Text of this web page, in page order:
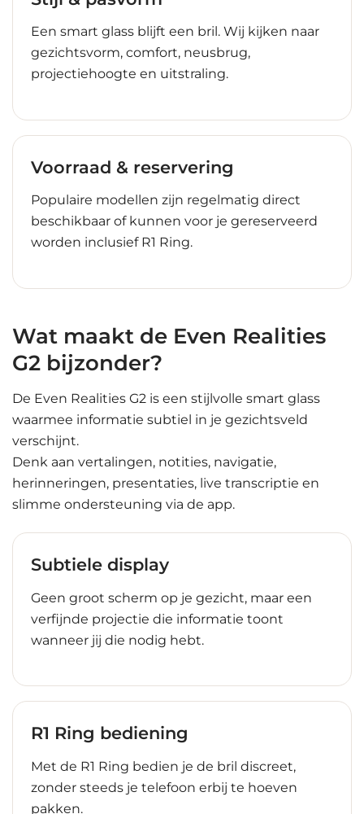
Een smart glass blijft een bril. Wij kijken naar
gezichtsvorm, comfort, neusbrug,
projectiehoogte en uitstraling.
Voorraad & reservering
Populaire modellen zijn regelmatig direct
beschikbaar of kunnen voor je gereserveerd
worden inclusief R1 Ring.
Wat maakt de Even Realities
G2 bijzonder?
De Even Realities G2 is een stijlvolle smart glass
waarmee informatie subtiel in je gezichtsveld
verschijnt.
Denk aan vertalingen, notities, navigatie,
herinneringen, presentaties, live transcriptie en
slimme ondersteuning via de app.
Subtiele display
Geen groot scherm op je gezicht, maar een
verfijnde projectie die informatie toont
wanneer jij die nodig hebt.
R1 Ring bediening
Met de R1 Ring bedien je de bril discreet,
zonder steeds je telefoon erbij te hoeven
pakken.